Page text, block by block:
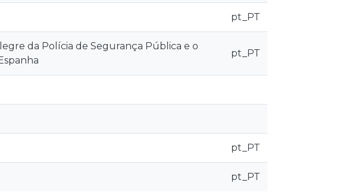
pt_PT
da Polícia de Segurança Pública e o
pt_PT
pt_PT
pt_PT